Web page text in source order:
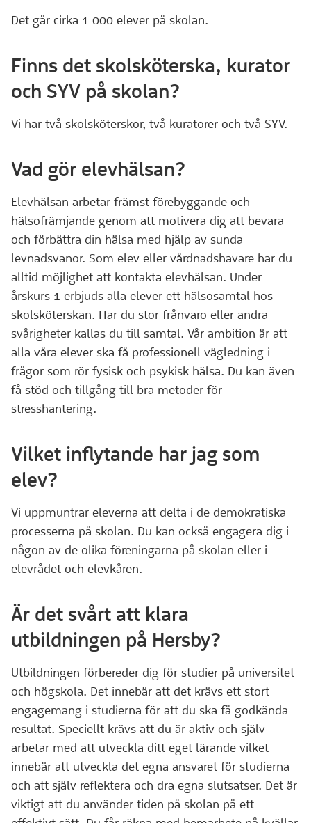
Det går cirka 1 000 elever på skolan.
Finns det skolsköterska, kurator
och SYV på skolan?
Vi har två skolsköterskor, två kuratorer och två SYV.
Vad gör elevhälsan?
Elevhälsan arbetar främst förebyggande och
hälsofrämjande genom att motivera dig att bevara
och förbättra din hälsa med hjälp av sunda
levnadsvanor. Som elev eller vårdnadshavare har du
alltid möjlighet att kontakta elevhälsan. Under
årskurs 1 erbjuds alla elever ett hälsosamtal hos
skolsköterskan. Har du stor frånvaro eller andra
svårigheter kallas du till samtal. Vår ambition är att
alla våra elever ska få professionell vägledning i
frågor som rör fysisk och psykisk hälsa. Du kan även
få stöd och tillgång till bra metoder för
stresshantering.
Vilket inflytande har jag som
elev?
Vi uppmuntrar eleverna att delta i de demokratiska
processerna på skolan. Du kan också engagera dig i
någon av de olika föreningarna på skolan eller i
elevrådet och elevkåren.
Är det svårt att klara
utbildningen på Hersby?
Utbildningen förbereder dig för studier på universitet
och högskola. Det innebär att det krävs ett stort
engagemang i studierna för att du ska få godkända
resultat. Speciellt krävs att du är aktiv och själv
arbetar med att utveckla ditt eget lärande vilket
innebär att utveckla det egna ansvaret för studierna
och att själv reflektera och dra egna slutsatser. Det är
viktigt att du använder tiden på skolan på ett